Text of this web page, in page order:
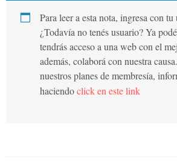
Para leer a esta nota, ingresa con tu
¿Todavía no tenés usuario? Ya
tendrás acceso a una web con el
además, colaborá con nuestra
nuestros planes de membresía,
haciendoclick en este link